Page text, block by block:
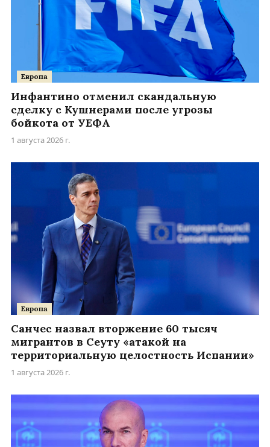
Европа
Инфантино отменил скандальную
сделку с Кушнерами после угрозы
бойкота от УЕФА
1 августа 2026 г.
Европа
Санчес назвал вторжение 60 тысяч
мигрантов в Сеуту «атакой на
территориальную целостность Испании»
1 августа 2026 г.